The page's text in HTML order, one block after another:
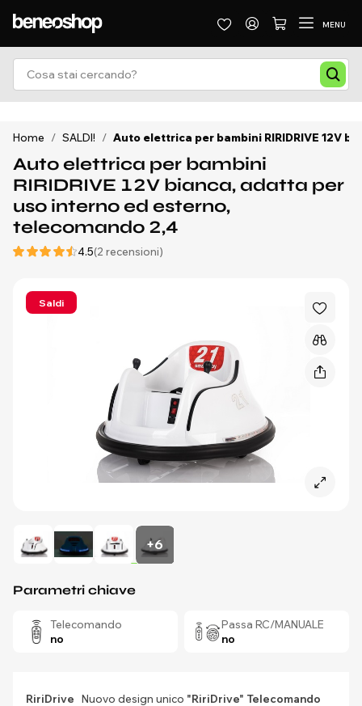
MENU
Home / SALDI! / Auto elettrica per bambini RIRIDRIVE 12V
Auto elettrica per bambini
RIRIDRIVE 12V bianca, adatta per
uso interno ed esterno,
telecomando 2,4
4.5(2 recensioni)
Saldi
+6
Parametri chiave
Telecomando
no
Passa RC/MANUALE
no
RiriDrive Nuovo design unico "RiriDrive" Telecomando